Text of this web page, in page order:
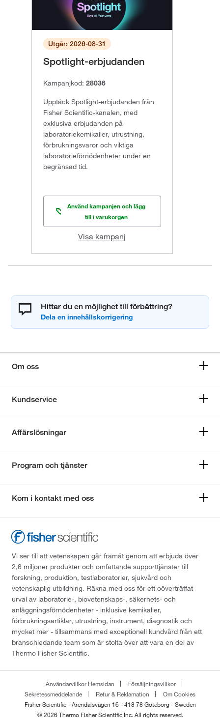
Utgår: 2026-08-31
Spotlight-erbjudanden
Kampanjkod: 28036
Upptäck Spotlight-erbjudanden från
Fisher Scientific-kanalen, med
exklusiva erbjudanden på
laboratoriekemikalier, utrustning,
förbrukningsvaror och viktiga
laboratorieförnödenheter under en
begränsad tid.
Använd kampanjen och lägg
till i varukorgen
Visa kampanj
Hittar du en möjlighet till förbättring?
Om oss
Kundservice
Affärslösningar
Program och tjänster
Kom i kontakt med oss
Vi ser till att vetenskapen går framåt genom att erbjuda över
2,6 miljoner produkter och omfattande supporttjänster till
forskning, produktion, testlaboratorier, sjukvård och
vetenskaplig utbildning. Räkna med oss för ett oöverträffat
urval av laboratorie-, biovetenskaps-, säkerhets- och
anläggningsförnödenheter - inklusive kemikalier,
förbrukningsartiklar, utrustning, instrument, diagnostik och
mycket mer - tillsammans med exceptionell kundvård från ett
branschledande team som är stolta över att vara en del av
Thermo Fisher Scientific.
Användarvillkor Hemsidan
Försäljningsvillkor
Sekretessmeddelande
Retur & Reklamation
Om Cookies
Fisher Scientific - Arendalsvägen 16 - 418 78 Göteborg - Sweden
© 2026 Thermo Fisher Scientific Inc. All rights reserved.